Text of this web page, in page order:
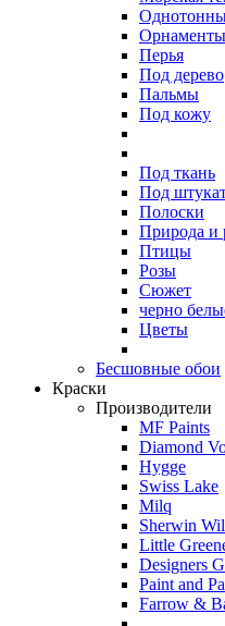
Орнаменты
Перья
Под дерево
Пальмы
Под кожу
Под ткань
Под
Полоски
Природа и
Птицы
Розы
Сюжет
черно
Цветы
Бесшовные обои
Краски
Производители
MF Paints
Diamond
Hygge
Swiss Lake
Milq
Sherwin
Little
Designers
Paint and
Farrow &